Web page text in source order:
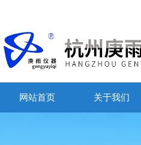
网站首页 关于我们